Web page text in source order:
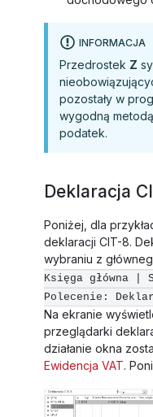
INFORMACJA
Przedrostek Z
pozostały w
wygodną
podatek.
Deklaracja
Poniżej, dla
deklaracji CIT-8.
wybraniu z
Księga główna |
Polecenie:
Na ekranie
przeglądarki
działanie okna
Ewidencja VAT.